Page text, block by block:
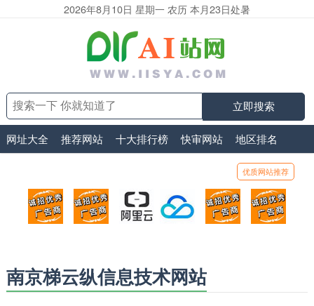
2026年8月10日 星期一 农历 本月23日处暑
立即搜索
网址大全 推荐网站 十大排行榜 快审网站 地区排名
优质网站推荐
顶部广告位1
广告位招商_广告位待售
顶部广告位2
广告位招商_广告位待售
阿里云
打折活动、99元/年
腾讯云
优惠打折，99元/年
顶部广告位5
广告位招商_
南京梯云纵信息技术网站